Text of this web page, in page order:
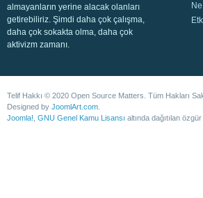
almayanların yerine alacak olanları
getirebiliriz. Şimdi daha çok çalışma,
daha çok sokakta olma, daha çok
aktivizm zamanı.
Telif Hakkı © 2020 Open Source Matters. Tüm Hakları
Designed by JoomlArt.com
Joomla! GNU Genel Kamu Lisansı altında dağıtılan özgür